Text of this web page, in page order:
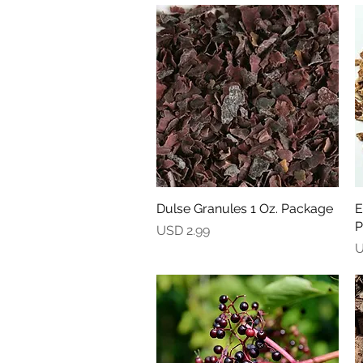
Vista rápida
Dulse Granules 1 Oz. Package
Precio
USD 2.99